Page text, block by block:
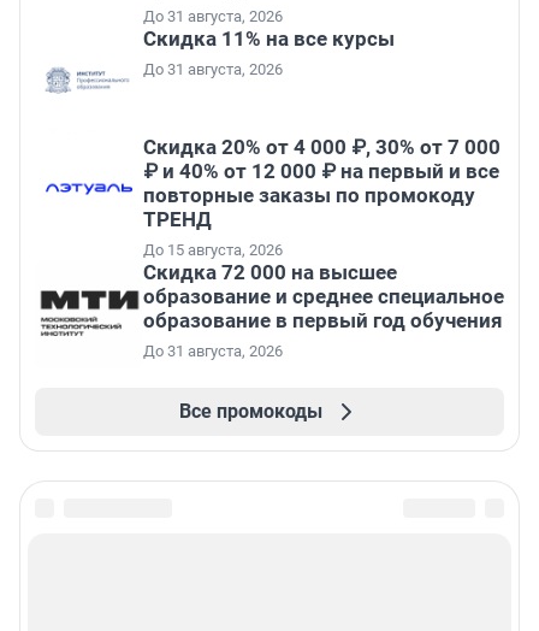
До 31 августа, 2026
Скидка 11% на все курсы
До 31 августа, 2026
Скидка 20% от 4 000 ₽, 30% от 7 000
₽ и 40% от 12 000 ₽ на первый и все
повторные заказы по промокоду
ТРЕНД
До 15 августа, 2026
Скидка 72 000 на высшее
образование и среднее специальное
образование в первый год обучения
До 31 августа, 2026
Все промокоды